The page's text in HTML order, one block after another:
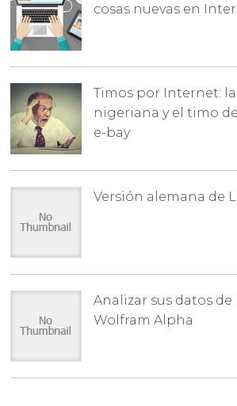
cosas nuevas en
Timos por Internet:
nigeriana y el timo
e-bay
Versión alemana de
Analizar sus datos
Wolfram Alpha